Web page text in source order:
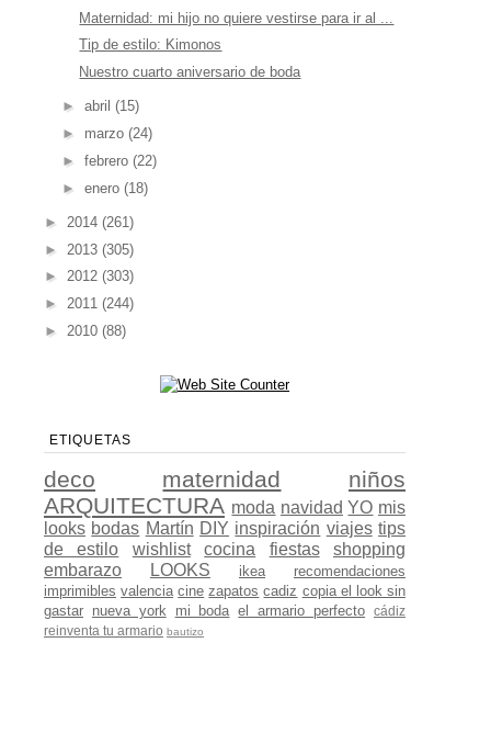
Maternidad: mi hijo no quiere vestirse para ir al ...
Tip de estilo: Kimonos
Nuestro cuarto aniversario de boda
► abril (15)
► marzo (24)
► febrero (22)
► enero (18)
► 2014 (261)
► 2013 (305)
► 2012 (303)
► 2011 (244)
► 2010 (88)
ETIQUETAS
deco maternidad
niños
ARQUITECTURA moda navidad YO mis
looks bodas Martín DIY inspiración viajes tips
de estilo
wishlist cocina fiestas
shopping
embarazo
LOOKS ikea
recomendaciones
imprimibles valencia cine zapatos cadiz copia el look sin
gastar nueva york mi boda el armario perfecto
cádiz
reinventa tu armario bautizo